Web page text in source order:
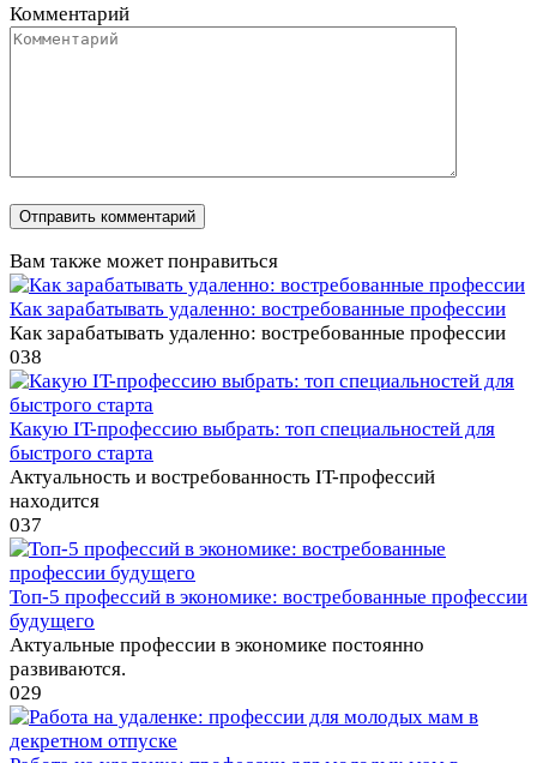
Комментарий
Вам также может понравиться
Как зарабатывать удаленно: востребованные профессии
Как зарабатывать удаленно: востребованные профессии
038
Какую IT-профессию выбрать: топ специальностей для
быстрого старта
Актуальность и востребованность IT-профессий
находится
037
Топ-5 профессий в экономике: востребованные профессии
будущего
Актуальные профессии в экономике постоянно
развиваются.
029